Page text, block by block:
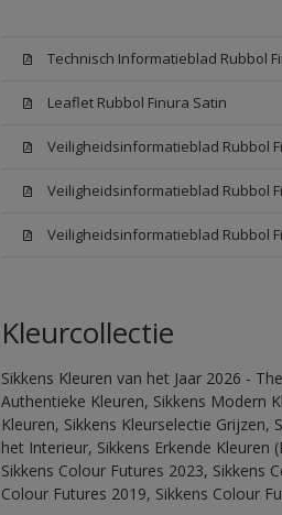
Technisch Informatieblad Rubbol
Leaflet Rubbol Finura Satin
Veiligheidsinformatieblad Rubbol
Veiligheidsinformatieblad Rubbol
Veiligheidsinformatieblad Rubbol
Kleurcollectie
Sikkens Kleuren van het Jaar 2026 -
Authentieke Kleuren, Sikkens Modern
Kleuren, Sikkens Kleurselectie
het Interieur, Sikkens Erkende Kleuren
Sikkens Colour Futures 2023, Sikkens
Colour Futures 2019, Sikkens Colour